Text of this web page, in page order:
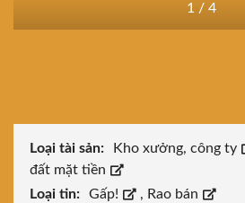
1 / 4
Loại tài sản: Kho xưởng, công ty
đất mặt tiền
Loại tin:
Gấp! , Rao bán